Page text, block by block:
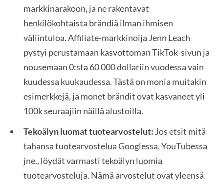
markkinarakoon, ja ne rakentavat
henkilökohtaista brändiä ilman ihmisen
väliintuloa. Affiliate-markkinoija Jenn Leach
pystyi perustamaan kasvottoman TikTok-sivun ja
nousemaan 0:sta 60 000 dollariin vuodessa vain
kuudessa kuukaudessa. Tästä on monia muitakin
esimerkkejä, ja monet brändit ovat kasvaneet yli
100k seuraajiin näillä alustoilla.
Tekoälyn luomat tuotearvostelut: Jos etsit mitä
tahansa tuotearvostelua Googlessa, YouTubessa
jne., löydät varmasti tekoälyn luomia
tuotearvosteluja. Nämä arvostelut ovat yleensä